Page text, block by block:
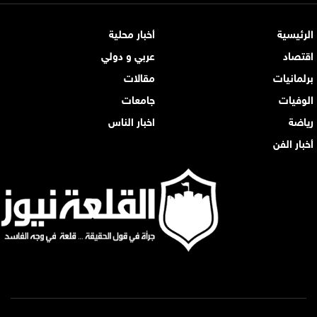
الرئيسية
أخبار محلية
اقتصاد
عربي و دولي
برلمانيات
مقالات
الوفيات
جامعات
رياضة
اخبار الناس
أخبار الفن